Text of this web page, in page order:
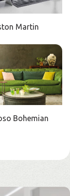
Martin
Bohemian